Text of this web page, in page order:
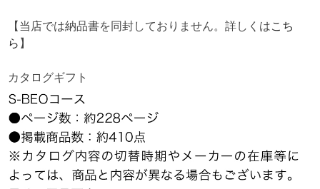
【当店では納品書を同封しておりません。詳しくはこち
ら 】
カタログギフト